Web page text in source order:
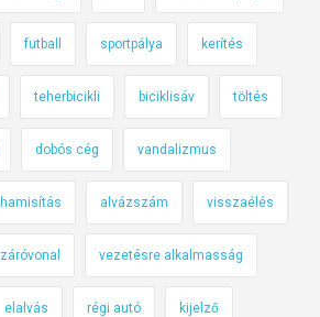
futball sportpálya kerítés
teherbicikli biciklisáv töltés
dobós cég vandalizmus
hamisítás alvázszám visszaélés
záróvonal vezetésre alkalmasság
elalvás régi autó kijelző